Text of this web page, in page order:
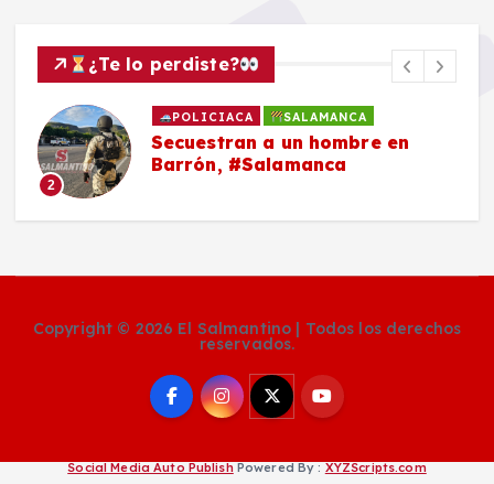
¿Te lo perdiste?
2
POLICIACA SALAMANCA
Secuestran a un hombre en
Barrón, #Salamanca
Copyright © 2026 El Salmantino | Todos los derechos
reservados.
Social Media Auto PublishPowered By :XYZScripts.com